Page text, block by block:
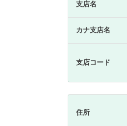
支店名
カナ支店名
支店コード
住所